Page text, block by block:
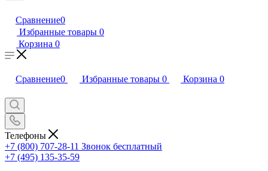
Сравнение0
Избранные товары 0
Корзина 0
Сравнение0 Избранные товары 0 Корзина 0
Телефоны
+7 (800) 707-28-11 Звонок бесплатный
+7 (495) 135-35-59